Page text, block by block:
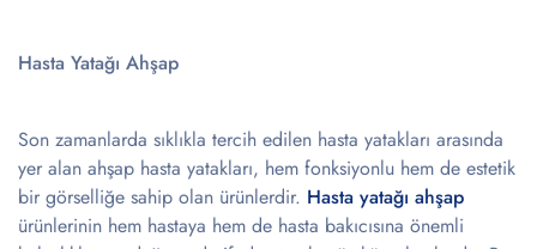
Hasta Yatağı Ahşap
Son zamanlarda sıklıkla tercih edilen hasta yatakları arasında
yer alan ahşap hasta yatakları, hem fonksiyonlu hem de estetik
bir görselliğe sahip olan ürünlerdir. Hasta yatağı ahşap
ürünlerinin hem hastaya hem de hasta bakıcısına önemli